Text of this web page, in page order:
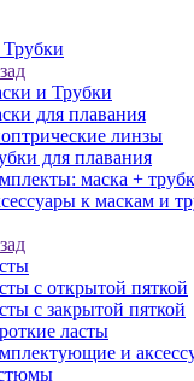
и Трубки
для плавания
линзы
для плавания
маска +
к маскам и
с открытой пяткой
с закрытой пяткой
ласты
и